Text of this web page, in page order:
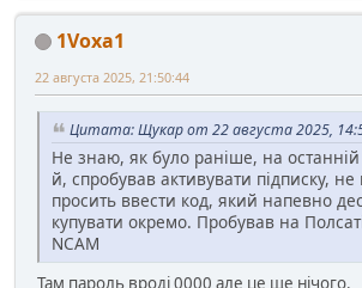
1Voxa1
22 августа 2025, 21:50:44
Цитата: Щукар от 22 августа 2025,
Не знаю, як було раніше, на
й, спробував активувати підписку, не
просить ввести код, який напевно
купувати окремо. Пробував на
NCAM
Там пароль вроді 0000 але це ще нічого.